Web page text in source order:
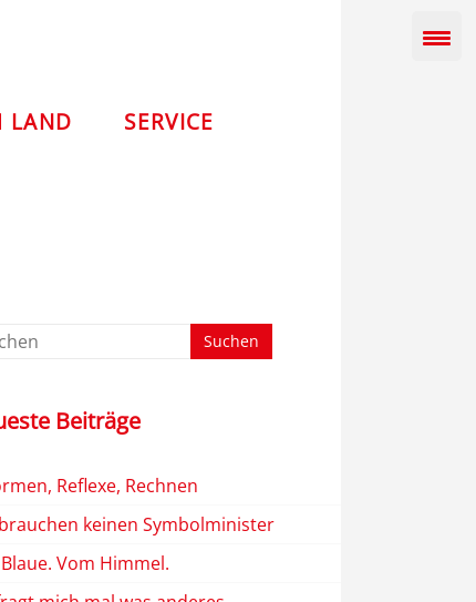
LAND SERVICE
Beiträge
Reflexe, Rechnen
keinen Symbolminister
Vom Himmel.